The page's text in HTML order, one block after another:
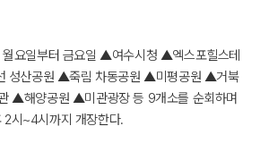
월요일부터 금요일 ▲여수시청 ▲엑스포힐스테
성산공원 ▲죽림 차동공원 ▲미평공원 ▲거북
▲해양공원 ▲미관광장 등 9개소를 순회하며
2시~4시까지 개장한다.